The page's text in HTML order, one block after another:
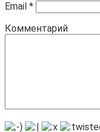
Email *
Комментарий